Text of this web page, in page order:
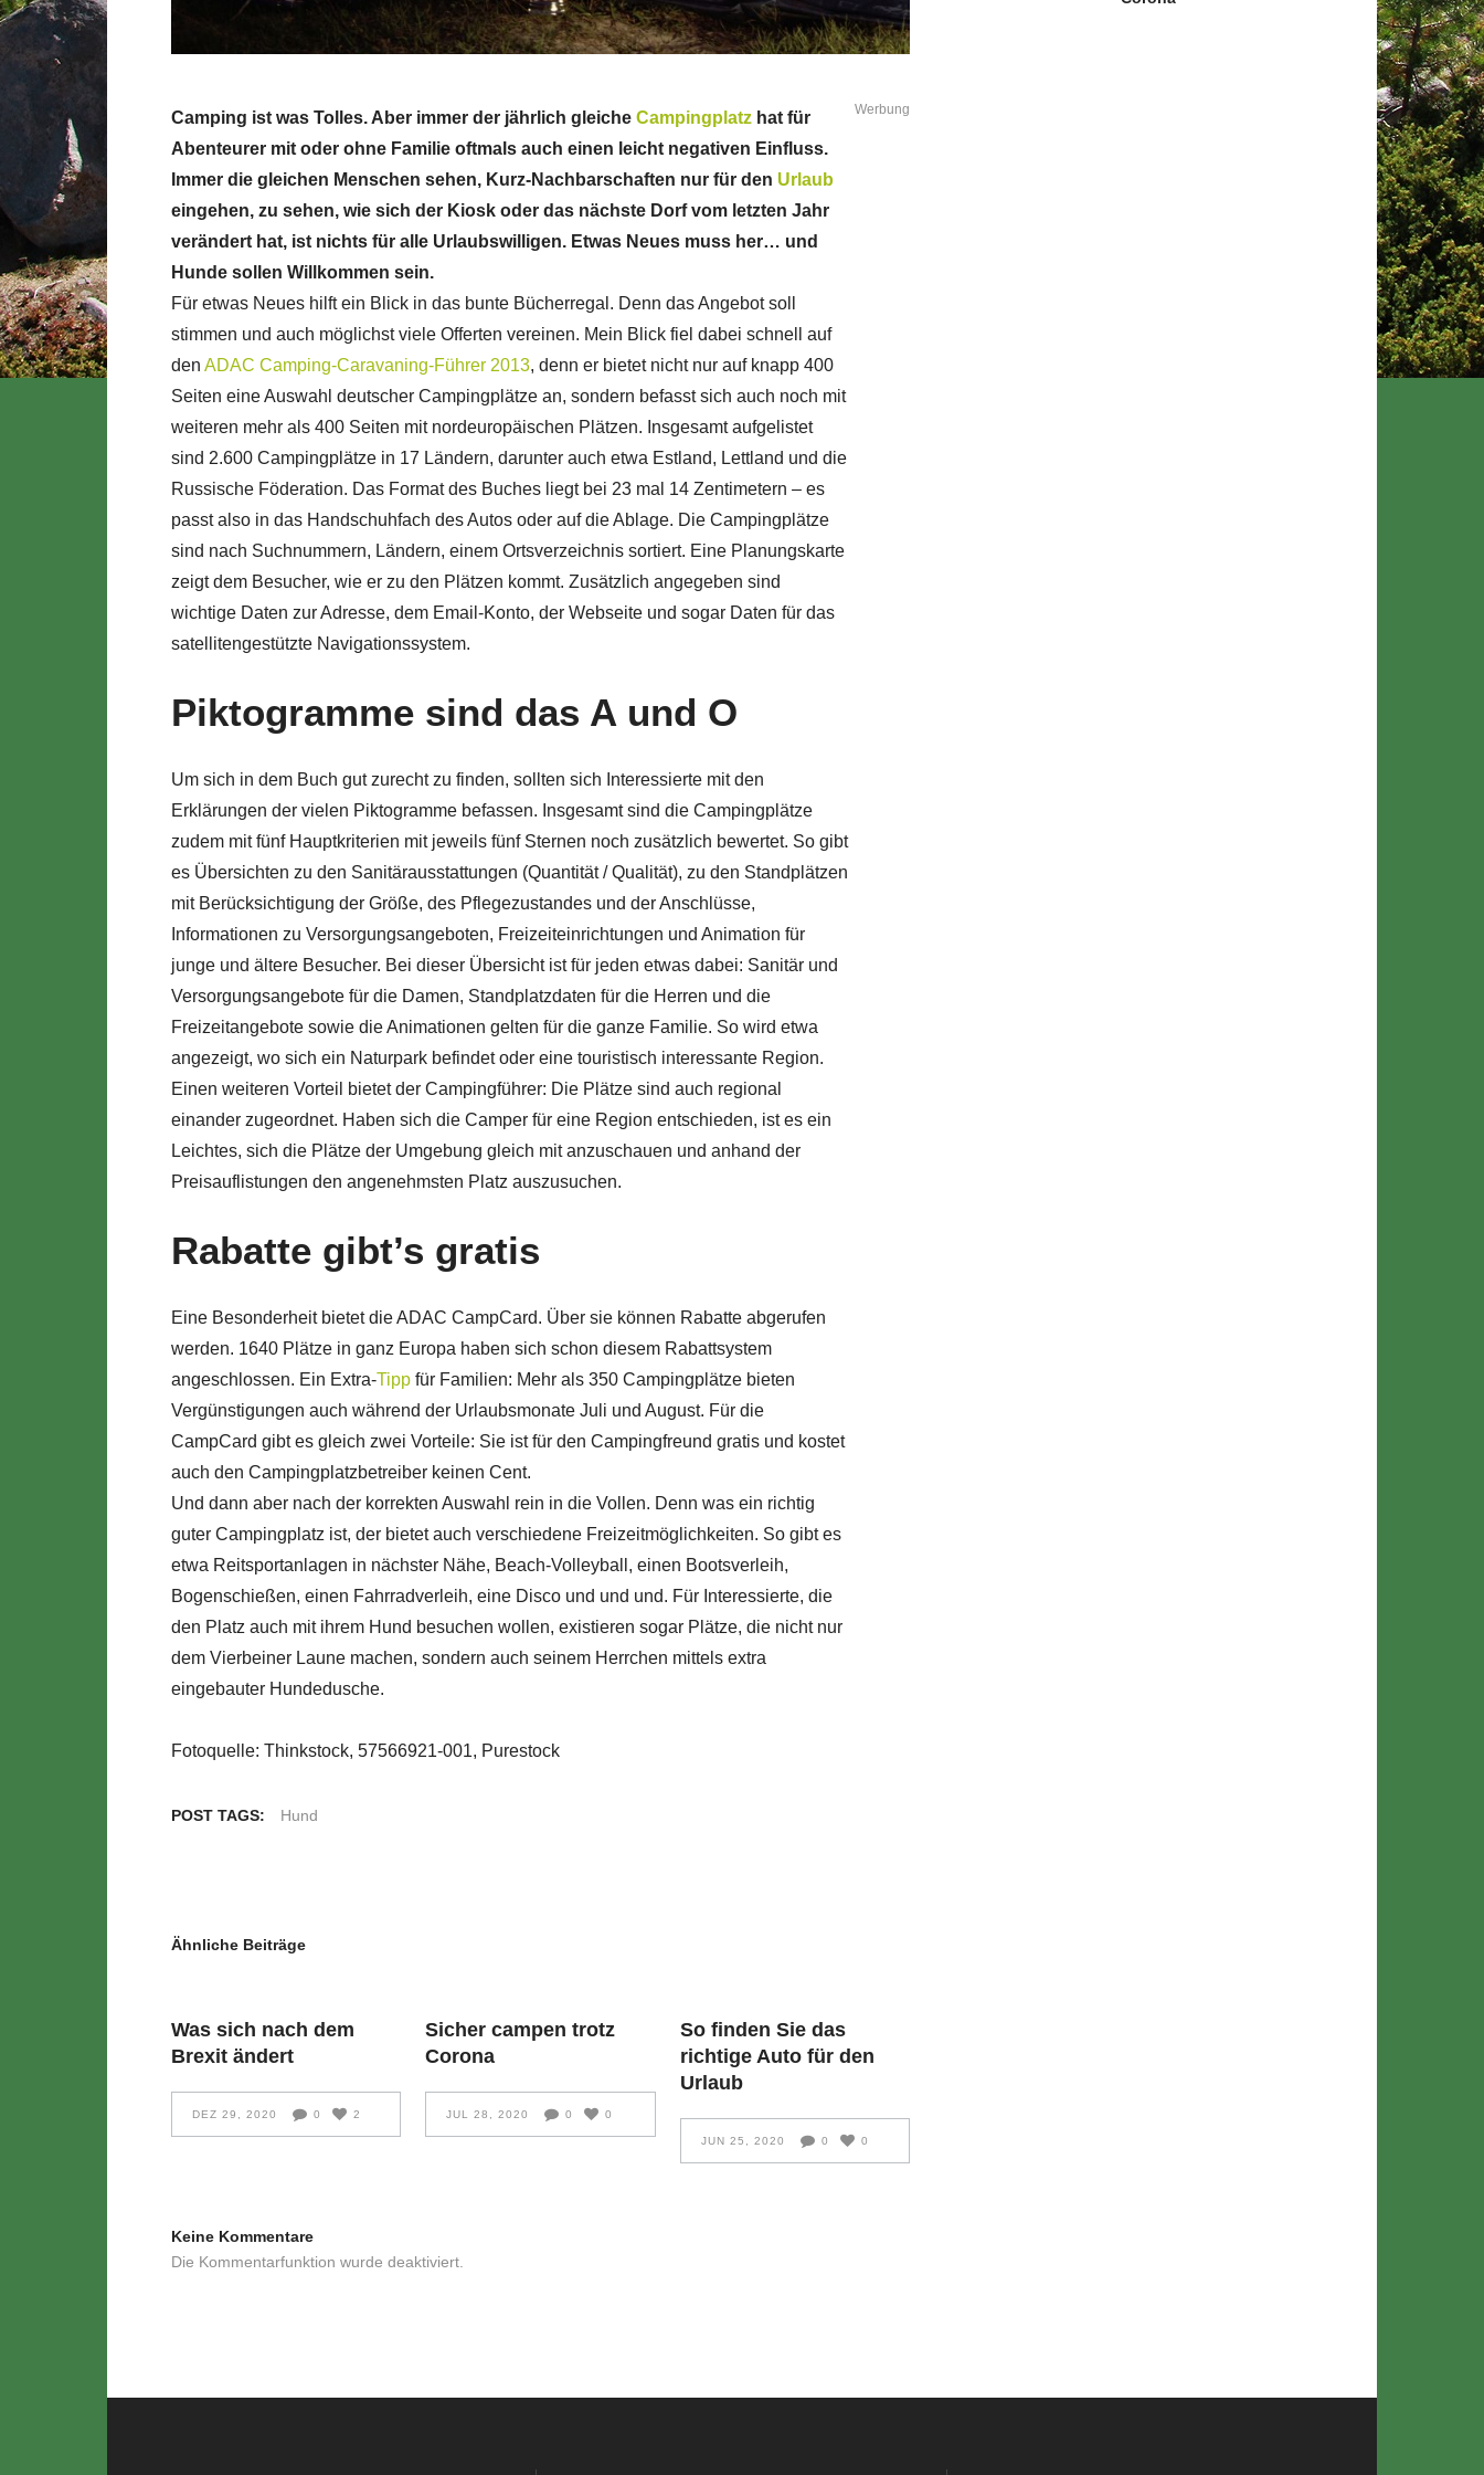
Camping ist was Tolles. Aber immer der jährlich gleiche Campingplatzhat für
Abenteurer mit oder ohne Familie oftmals auch einen leicht negativen Einfluss.
Immer die gleichen Menschen sehen, Kurz-Nachbarschaften nur für den Urlaub
eingehen, zu sehen, wie sich der Kiosk oder das nächste Dorf vom letzten Jahr
verändert hat, ist nichts für alle Urlaubswilligen. Etwas Neues muss her… und
Hunde sollen Willkommen sein.
Für etwas Neues hilft ein Blick in das bunte Bücherregal. Denn das Angebot soll
stimmen und auch möglichst viele Offerten vereinen. Mein Blick fiel dabei schnell auf
den ADAC Camping-Caravaning-Führer 2013, denn er bietet nicht nur auf knapp 400
Seiten eine Auswahl deutscher Campingplätze an, sondern befasst sich auch noch mit
weiteren mehr als 400 Seiten mit nordeuropäischen Plätzen. Insgesamt aufgelistet
sind 2.600 Campingplätze in 17 Ländern, darunter auch etwa Estland, Lettland und die
Russische Föderation. Das Format des Buches liegt bei 23 mal 14 Zentimetern – es
passt also in das Handschuhfach des Autos oder auf die Ablage. Die Campingplätze
sind nach Suchnummern, Ländern, einem Ortsverzeichnis sortiert. Eine Planungskarte
zeigt dem Besucher, wie er zu den Plätzen kommt. Zusätzlich angegeben sind
wichtige Daten zur Adresse, dem Email-Konto, der Webseite und sogar Daten für das
satellitengestützte Navigationssystem.
Piktogramme sind das A und O
Um sich in dem Buch gut zurecht zu finden, sollten sich Interessierte mit den
Erklärungen der vielen Piktogramme befassen. Insgesamt sind die Campingplätze
zudem mit fünf Hauptkriterien mit jeweils fünf Sternen noch zusätzlich bewertet. So gibt
es Übersichten zu den Sanitärausstattungen (Quantität / Qualität), zu den Standplätzen
mit Berücksichtigung der Größe, des Pflegezustandes und der Anschlüsse,
Informationen zu Versorgungsangeboten, Freizeiteinrichtungen und Animation für
junge und ältere Besucher. Bei dieser Übersicht ist für jeden etwas dabei: Sanitär und
Versorgungsangebote für die Damen, Standplatzdaten für die Herren und die
Freizeitangebote sowie die Animationen gelten für die ganze Familie. So wird etwa
angezeigt, wo sich ein Naturpark befindet oder eine touristisch interessante Region.
Einen weiteren Vorteil bietet der Campingführer: Die Plätze sind auch regional
einander zugeordnet. Haben sich die Camper für eine Region entschieden, ist es ein
Leichtes, sich die Plätze der Umgebung gleich mit anzuschauen und anhand der
Preisauflistungen den angenehmsten Platz auszusuchen.
Rabatte gibt’s gratis
Eine Besonderheit bietet die ADAC CampCard. Über sie können Rabatte abgerufen
werden. 1640 Plätze in ganz Europa haben sich schon diesem Rabattsystem
angeschlossen. Ein Extra-Tippfür Familien: Mehr als 350 Campingplätze bieten
Vergünstigungen auch während der Urlaubsmonate Juli und August. Für die
CampCard gibt es gleich zwei Vorteile: Sie ist für den Campingfreund gratis und kostet
auch den Campingplatzbetreiber keinen Cent.
Und dann aber nach der korrekten Auswahl rein in die Vollen. Denn was ein richtig
guter Campingplatz ist, der bietet auch verschiedene Freizeitmöglichkeiten. So gibt es
etwa Reitsportanlagen in nächster Nähe, Beach-Volleyball, einen Bootsverleih,
Bogenschießen, einen Fahrradverleih, eine Disco und und und. Für Interessierte, die
den Platz auch mit ihrem Hund besuchen wollen, existieren sogar Plätze, die nicht nur
dem Vierbeiner Laune machen, sondern auch seinem Herrchen mittels extra
eingebauter Hundedusche.
Fotoquelle: Thinkstock, 57566921-001, Purestock
Werbung
POST TAGS: Hund
Ähnliche Beiträge
Was sich nach dem
Brexit ändert
DEZ 29, 2020 0 2
Sicher campen trotz
Corona
JUL 28, 2020 0 0
So finden Sie das
richtige Auto für den
Urlaub
JUN 25, 2020 0 0
Keine Kommentare
Die Kommentarfunktion wurde deaktiviert.